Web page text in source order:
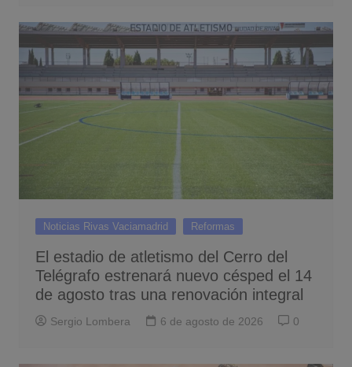
Noticias Rivas Vaciamadrid Reformas
El estadio de atletismo del Cerro del
Telégrafo estrenará nuevo césped el 14
de agosto tras una renovación integral
Sergio Lombera 6 de agosto de 2026 0